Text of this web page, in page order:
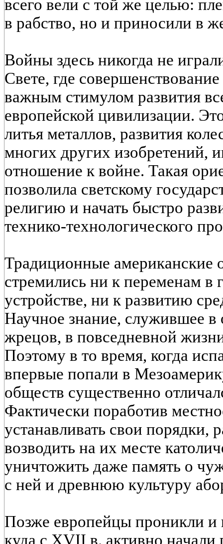
всего вели с той же целью:
в рабство, но и приносили в
Войны здесь никогда не
Свете, где
важным стимулом развития
европейской цивилизации.
литья металлов, развития
многих других изобретений,
отношение к войне. Такая
позволила светскому
религию и начать быстро
технико-технологического
Традиционные американские
стремились ни к переменам в
устройстве, ни к развитию
Научное знание, служившее в
жрецов, в повседневной
Поэтому в то время, когда
впервые попали в
обществ существенно
Фактически поработив
устанавливать свои порядки,
возводить на их месте
уничтожить даже память о
с ней и древнюю культуру
Позже европейцы проникли
куда с XVII в. активно начали